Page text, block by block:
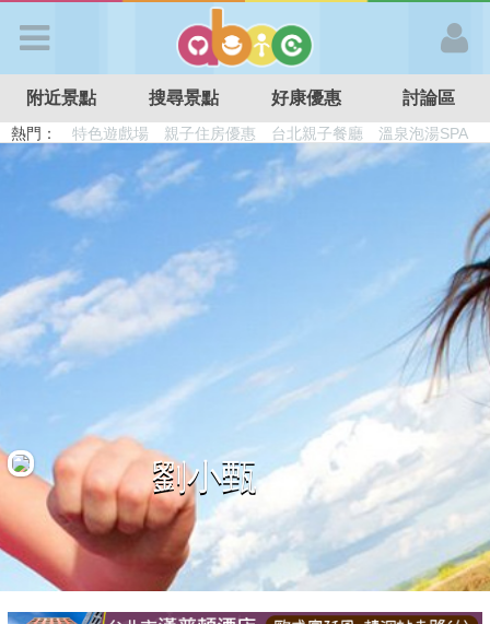
APP登入
首 頁
搜尋景點
好康優惠
最新留言
商家合作
推薦景點
附近景點 搜尋景點 好康優惠 討論區
熱門： 特色遊戲場 親子住房優惠 台北親子餐廳
溫泉泡湯SPA
溜滑梯民宿
觀光工廠 日本親子景點
劉小甄